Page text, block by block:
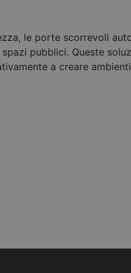
le porte scorrevoli
pubblici. Queste
a creare